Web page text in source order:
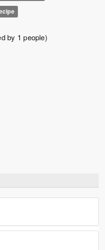
by 1 people)